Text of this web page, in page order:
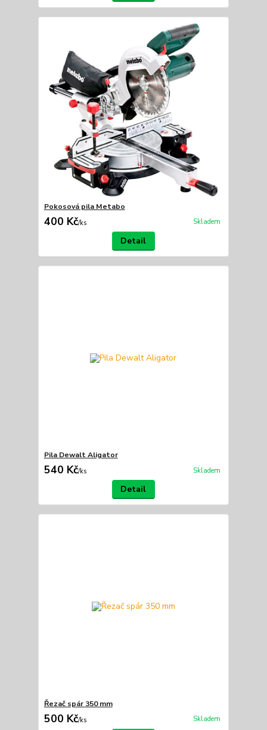
Pokosová pila Metabo
400 Kč/ks Skladem
Detail
Pila Dewalt Aligator
540 Kč/ks Skladem
Detail
Řezač spár 350 mm
500 Kč/ks Skladem